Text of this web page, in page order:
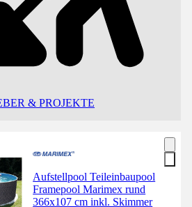
& PROJEKTE
Aufstellpool Teileinbaupool
Framepool Marimex rund
366x107 cm inkl. Skimmer